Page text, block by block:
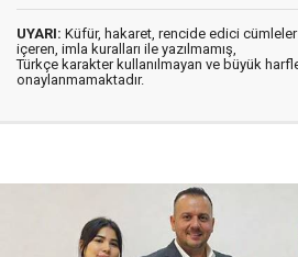
UYARI: Küfür, hakaret, rencide edici cümleler
içeren, imla kuralları ile yazılmamış,
Türkçe karakter kullanılmayan ve büyük
onaylanmamaktadır.